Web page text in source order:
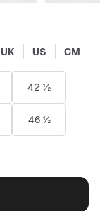
UK US CM
42 ½
46 ½